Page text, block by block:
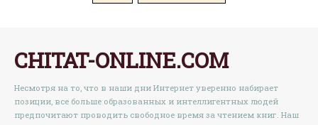
CHITAT-ONLINE.COM
Несмотря на то, что в наши дни Интернет уверенно набирает
позиции, все больше образованных и интеллигентных людей
предпочитают проводить свободное время за чтением книг. Наш